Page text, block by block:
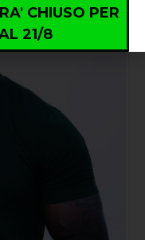
CHIUSO PER
21/8